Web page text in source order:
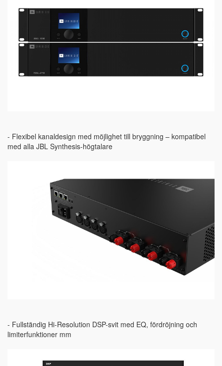
- Flexibel kanaldesign med möjlighet till bryggning – kompatibel
med alla JBL Synthesis-högtalare
- Fullständig Hi-Resolution DSP-svit med EQ, fördröjning och
limiterfunktioner mm